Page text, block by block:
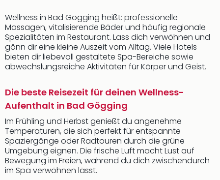
Wellness in Bad Gögging heißt: professionelle
Massagen, vitalisierende Bäder und häufig regionale
Spezialitäten im Restaurant. Lass dich verwöhnen und
gönn dir eine kleine Auszeit vom Alltag. Viele Hotels
bieten dir liebevoll gestaltete Spa-Bereiche sowie
abwechslungsreiche Aktivitäten für Körper und Geist.
Die beste Reisezeit für deinen Wellness-
Aufenthalt in Bad Gögging
Im Frühling und Herbst genießt du angenehme
Temperaturen, die sich perfekt für entspannte
Spaziergänge oder Radtouren durch die grüne
Umgebung eignen. Die frische Luft macht Lust auf
Bewegung im Freien, während du dich zwischendurch
im Spa verwöhnen lässt.